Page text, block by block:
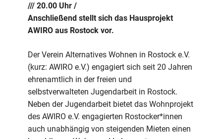
/// 20.00 Uhr /
Anschließend stellt sich das Hausprojekt
AWIRO aus Rostock vor.
Der Verein Alternatives Wohnen in Rostock e.V.
(kurz: AWIRO e.V.) engagiert sich seit 20 Jahren
ehrenamtlich in der freien und
selbstverwalteten Jugendarbeit in Rostock.
Neben der Jugendarbeit bietet das Wohnprojekt
des AWIRO e.V. engagierten Rostocker*innen
auch unabhängig von steigenden Mieten einen